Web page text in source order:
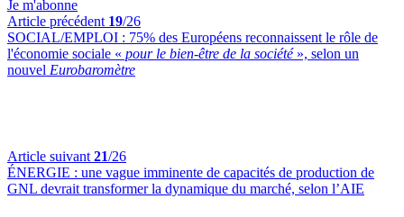
Je m'abonne
Article précédent 19/26
SOCIAL/EMPLOI : 75% des Européens reconnaissent le rôle de
l'économie sociale « pour le bien-être de la société », selon un
nouvel Eurobaromètre
Article suivant 21/26
ÉNERGIE : une vague imminente de capacités de production de
GNL devrait transformer la dynamique du marché, selon l’AIE